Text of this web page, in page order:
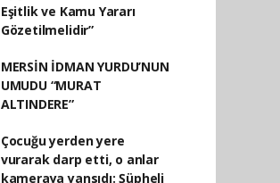
Eşitlik ve Kamu Yararı
Gözetilmelidir”
MERSİN İDMAN YURDU’NUN
UMUDU “MURAT
ALTINDERE”
Çocuğu yerden yere
vurarak darp etti, o anlar
kameraya yansıdı: Şüpheli